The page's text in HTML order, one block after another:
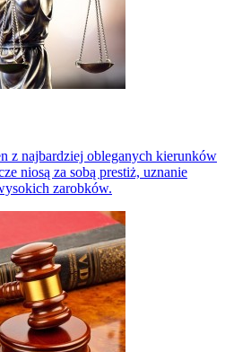
z najbardziej obleganych kierunków
niosą za sobą prestiż, uznanie
zarobków.